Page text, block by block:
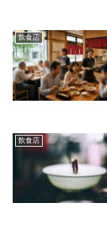
飲食店
飲食店